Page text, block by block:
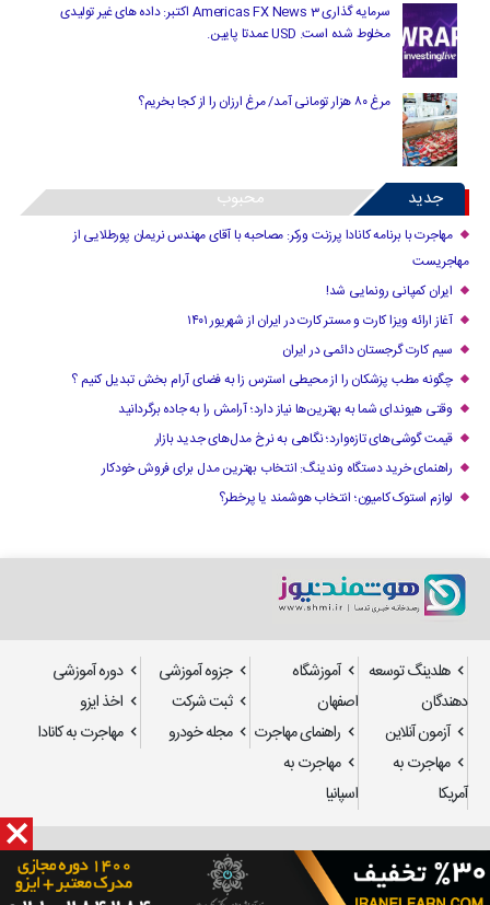
سرمایه گذاری Americas FX News 3 اکتبر: داده های غیر تولیدی
مخلوط شده است. USD عمدتا پایین.
مرغ ۸۰ هزار تومانی آمد/ مرغ ارزان را از کجا بخریم؟
جدید محبوب
مهاجرت با برنامه کانادا پرزنت ورکر: مصاحبه با آقای مهندس نریمان پورطلایی از
مهاجریست
ایران کمپانی رونمایی شد!
آغاز ارائه ویزا کارت و مستر کارت در ایران از شهریور ۱۴۰۱
سیم کارت گرجستان دائمی در ایران
چگونه مطب پزشکان را از محیطی استرس زا به فضای آرام بخش تبدیل کنیم ؟
وقتی هیوندای شما به بهترین‌ها نیاز دارد؛ آرامش را به جاده برگردانید
قیمت گوشی‌های تازه‌وارد؛ نگاهی به نرخ مدل‌های جدید بازار
راهنمای خرید دستگاه وندینگ: انتخاب بهترین مدل برای فروش خودکار
لوازم استوک کامیون؛ انتخاب هوشمند یا پرخطر؟
هلدینگ توسعه
دهندگان
آموزشگاه
اصفهان
جزوه آموزشی
دوره آموزشی
ثبت شرکت
اخذ ایزو
آزمون آنلاین
راهنمای مهاجرت مجله خودرو
مهاجرت به کانادا
مهاجرت به
آمریکا
مهاجرت به
اسپانیا